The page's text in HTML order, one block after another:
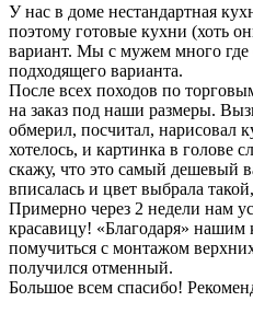
У нас в доме нестандартная
поэтому готовые кухни (хоть
вариант. Мы с мужем много
подходящего варианта.
После всех походов по
на заказ под наши размеры.
обмерил, посчитал, нарисовал
хотелось, и картинка в голове
скажу, что это самый дешевый
вписалась и цвет выбрала
Примерно через 2 недели нам
красавицу! «Благодаря»
помучиться с монтажом
получился отменный.
Большое всем спасибо!